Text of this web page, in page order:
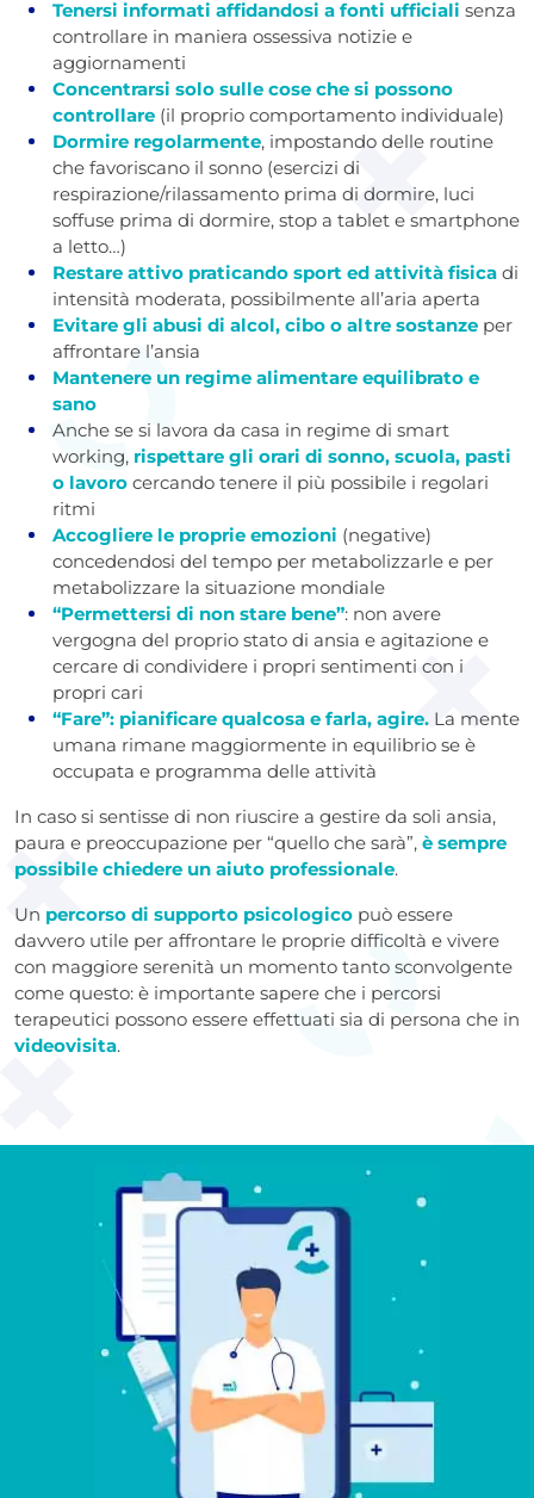
Tenersi informati affidandosi a fonti ufficiali senza
controllare in maniera ossessiva notizie e
aggiornamenti
Concentrarsi solo sulle cose che si possono
controllare (il proprio comportamento individuale)
Dormire regolarmente, impostando delle routine
che favoriscano il sonno (esercizi di
respirazione/rilassamento prima di dormire, luci
soffuse prima di dormire, stop a tablet e smartphone
a letto…)
Restare attivo praticando sport ed attività fisica di
intensità moderata, possibilmente all’aria aperta
Evitare gli abusi di alcol, cibo o altre sostanze per
affrontare l’ansia
Mantenere un regime alimentare equilibrato e
sano
Anche se si lavora da casa in regime di smart
working, rispettare gli orari di sonno, scuola, pasti
o lavoro cercando tenere il più possibile i regolari
ritmi
Accogliere le proprie emozioni (negative)
concedendosi del tempo per metabolizzarle e per
metabolizzare la situazione mondiale
“Permettersi di non stare bene”: non avere
vergogna del proprio stato di ansia e agitazione e
cercare di condividere i propri sentimenti con i
propri cari
“Fare”: pianificare qualcosa e farla, agire. La mente
umana rimane maggiormente in equilibrio se è
occupata e programma delle attività
In caso si sentisse di non riuscire a gestire da soli ansia,
paura e preoccupazione per “quello che sarà”, è sempre
possibile chiedere un aiuto professionale.
Un percorso di supporto psicologico può essere
davvero utile per affrontare le proprie difficoltà e vivere
con maggiore serenità un momento tanto sconvolgente
come questo: è importante sapere che i percorsi
terapeutici possono essere effettuati sia di persona che in
videovisita.